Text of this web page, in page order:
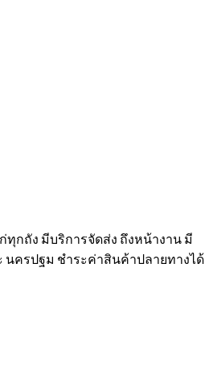
ทุกถัง มีบริการจัดส่ง ถึงหน้างาน มี
นครปฐม ชำระค่าสินค้าปลายทางได้